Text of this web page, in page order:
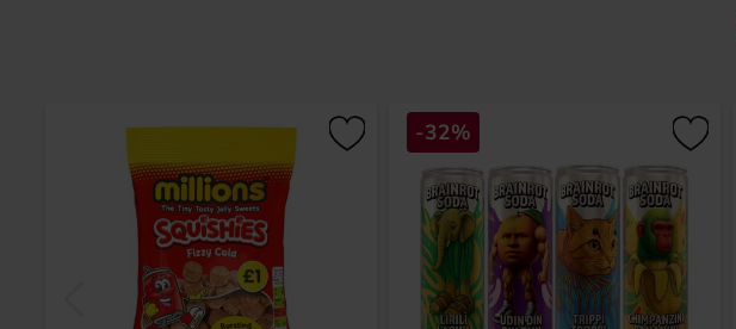
-32%